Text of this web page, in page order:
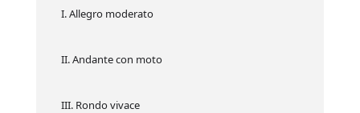
I. Allegro moderato
II. Andante con moto
III. Rondo vivace